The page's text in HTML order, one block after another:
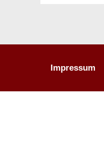
Impressum